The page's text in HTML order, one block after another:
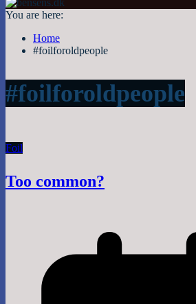
You are here:
Home
#foilforoldpeople
#foilforoldpeople
Foil
Too common?